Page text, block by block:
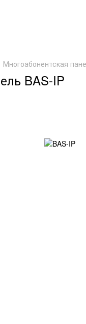
Многоабонентская
BAS-IP